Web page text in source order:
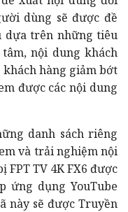
dùng sẽ được đề
dựa trên những tiêu
nội dung khách
hàng giảm bớt
được các nội dung
danh sách riêng
và trải nghiệm nội
FPT TV 4K FX6 được
ứng dụng YouTube
này sẽ được Truyền